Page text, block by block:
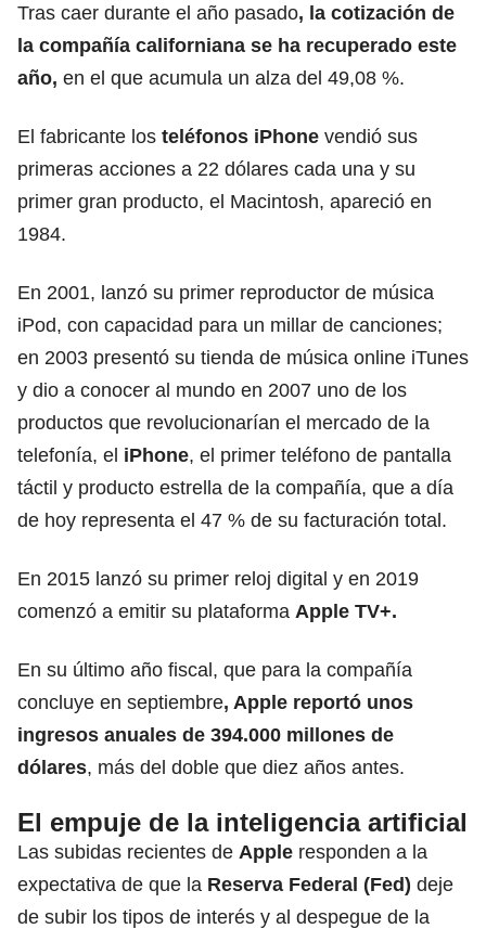
Tras caer durante el año pasado, la cotización de
la compañía californiana se ha recuperado este
año, en el que acumula un alza del 49,08 %.
El fabricante los teléfonos iPhone vendió sus
primeras acciones a 22 dólares cada una y su
primer gran producto, el Macintosh, apareció en
1984.
En 2001, lanzó su primer reproductor de música
iPod, con capacidad para un millar de canciones;
en 2003 presentó su tienda de música online iTunes
y dio a conocer al mundo en 2007 uno de los
productos que revolucionarían el mercado de la
telefonía, el iPhone, el primer teléfono de pantalla
táctil y producto estrella de la compañía, que a día
de hoy representa el 47 % de su facturación total.
En 2015 lanzó su primer reloj digital y en 2019
comenzó a emitir su plataforma Apple TV+.
En su último año fiscal, que para la compañía
concluye en septiembre, Apple reportó unos
ingresos anuales de 394.000 millones de
dólares, más del doble que diez años antes.
El empuje de la inteligencia artificial
Las subidas recientes de Apple responden a la
expectativa de que la Reserva Federal (Fed) deje
de subir los tipos de interés y al despegue de la